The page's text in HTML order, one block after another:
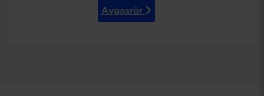
Avgasrör